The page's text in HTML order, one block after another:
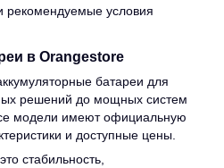
рекомендуемые условия
в Orangestore
батареи для
решений до мощных систем
модели имеют официальную
и доступные цены.
стабильность,